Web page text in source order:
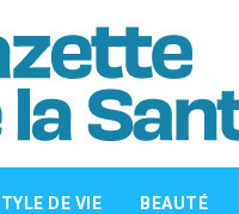
DE VIE BEAUTÉ